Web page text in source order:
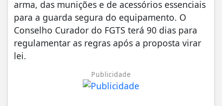
arma, das munições e de acessórios essenciais
para a guarda segura do equipamento. O
Conselho Curador do FGTS terá 90 dias para
regulamentar as regras após a proposta virar
lei.
Publicidade